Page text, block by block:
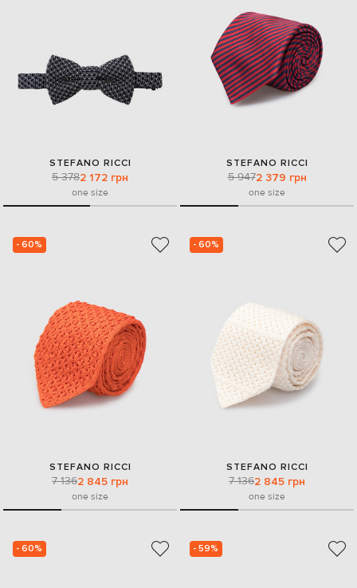
STEFANO RICCI
5 3782 172 грн
one size
STEFANO RICCI
5 9472 379 грн
one size
- 60%
STEFANO RICCI
7 1362 845 грн
one size
- 60%
STEFANO RICCI
7 1362 845 грн
one size
- 60% - 59%